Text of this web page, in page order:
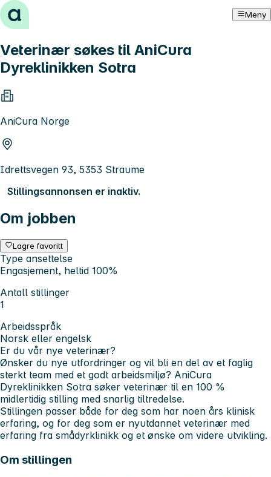
Hopp til innhold Meny
Veterinær søkes til AniCura
Dyreklinikken Sotra
AniCura Norge
Idrettsvegen 93, 5353 Straume
Stillingsannonsen er inaktiv.
Om jobben
Lagre favoritt
Type ansettelse
Engasjement, heltid 100%
Antall stillinger
1
Arbeidsspråk
Norsk eller engelsk
Er du vår nye veterinær?
Ønsker du nye utfordringer og vil bli en del av et faglig
sterkt team med et godt arbeidsmiljø? AniCura
Dyreklinikken Sotra søker veterinær til en 100 %
midlertidig stilling med snarlig tiltredelse.
Stillingen passer både for deg som har noen års klinisk
erfaring, og for deg som er nyutdannet veterinær med
erfaring fra smådyrklinikk og et ønske om videre utvikling.
Om stillingen